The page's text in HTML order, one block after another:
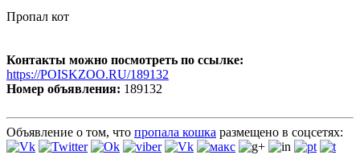
Пропал кот
Контакты можно посмотреть по ссылке:
https://POISKZOO.RU/189132
Номер объявления: 189132
Объявление о том, что пропала кошка размещено в соцсетях: